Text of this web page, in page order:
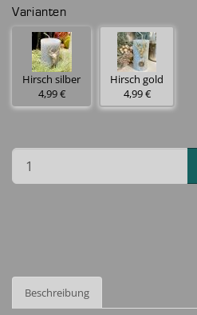
Varianten
Hirsch silber
4,99 €
Hirsch gold
4,99 €
Beschreibung